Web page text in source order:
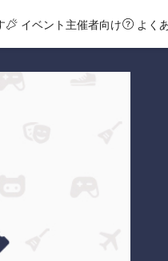
イベント主催者向け よく